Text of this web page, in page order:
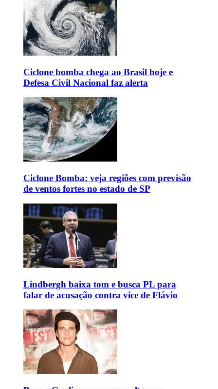
Ciclone bomba chega ao Brasil hoje e
Defesa Civil Nacional faz alerta
Ciclone Bomba: veja regiões com previsão
de ventos fortes no estado de SP
Lindbergh baixa tom e busca PL para
falar de acusação contra vice de Flávio